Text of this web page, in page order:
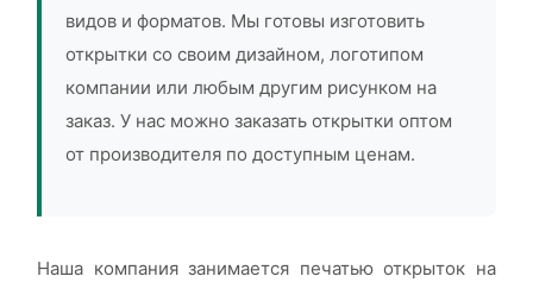
видов и форматов. Мы готовы изготовить
открытки со своим дизайном, логотипом
компании или любым другим рисунком на
заказ. У нас можно заказать открытки оптом
от производителя по доступным ценам.
Наша компания занимается печатью открыток на